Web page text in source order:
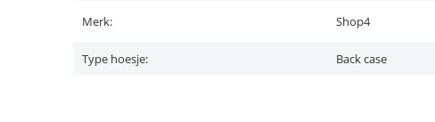
Merk: Shop4
Type hoesje: Back case